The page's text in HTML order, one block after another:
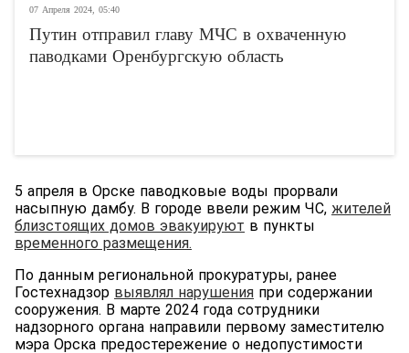
07 Апреля 2024, 05:40
Путин отправил главу МЧС в охваченную
паводками Оренбургскую область
5 апреля в Орске паводковые воды прорвали
насыпную дамбу. В городе ввели режим ЧС, жителей
близстоящих домов эвакуируют в пункты
временного размещения.
По данным региональной прокуратуры, ранее
Гостехнадзор выявлял нарушения при содержании
сооружения. В марте 2024 года сотрудники
надзорного органа направили первому заместителю
мэра Орска предостережение о недопустимости